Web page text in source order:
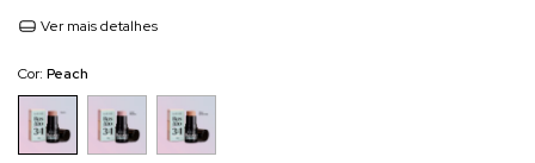
Ver mais detalhes
Cor: Peach